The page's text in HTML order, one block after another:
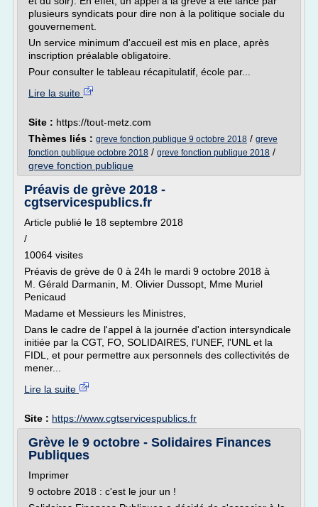
plusieurs syndicats pour dire non à la politique sociale du
gouvernement.
Un service minimum d'accueil est mis en place, après
inscription préalable obligatoire.
Pour consulter le tableau récapitulatif, école par...
Lire la suite
Site : https://tout-metz.com
Thèmes liés : greve fonction publique 9 octobre 2018 / greve
fonction publique octobre 2018 / greve fonction publique 2018 /
greve fonction publique
Préavis de grève 2018 -
cgtservicespublics.fr
Article publié le 18 septembre 2018
/
10064 visites
Préavis de grève de 0 à 24h le mardi 9 octobre 2018 à
M. Gérald Darmanin, M. Olivier Dussopt, Mme Muriel
Penicaud
Madame et Messieurs les Ministres,
Dans le cadre de l'appel à la journée d'action intersyndicale
initiée par la CGT, FO, SOLIDAIRES, l'UNEF, l'UNL et la
FIDL, et pour permettre aux personnels des collectivités de
mener...
Lire la suite
Site : https://www.cgtservicespublics.fr
Grève le 9 octobre - Solidaires Finances
Publiques
Imprimer
9 octobre 2018 : c'est le jour un !